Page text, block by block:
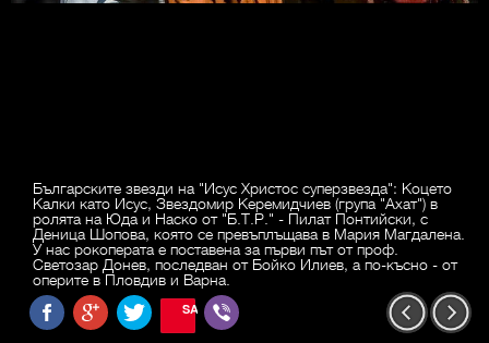
Българските звезди на "Исус Христос суперзвезда": Коцето
Калки като Исус, Звездомир Керемидчиев (група "Ахат") в
ролята на Юда и Наско от "Б.Т.Р." - Пилат Понтийски, с
Деница Шопова, която се превъплъщава в Мария Магдалена.
У нас рокоперата е поставена за първи път от проф.
Светозар Донев, последван от Бойко Илиев, а по-късно - от
оперите в Пловдив и Варна.
SAVE